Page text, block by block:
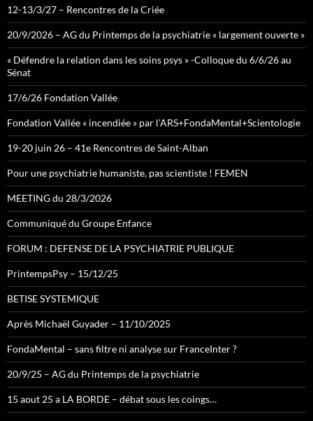
12-13/3/27 – Rencontres de la Criée
20/9/2026 – AG du Printemps de la psychiatrie « largement ouverte »
« Défendre la relation dans les soins psys » -Colloque du 6/6/26 au
Sénat
17/6/26 Fondation Vallée
Fondation Vallée « incendiée » par l’ARS+FondaMental+Scientologie
19-20 juin 26 – 41e Rencontres de Saint-Alban
Pour une psychiatrie humaniste, pas scientiste ! FEMEN
MEETING du 28/3/2026
Communiqué du Groupe Enfance
FORUM : DEFENSE DE LA PSYCHIATRIE PUBLIQUE
PrintempsPsy – 15/12/25
BETISE SYSTEMIQUE
Après Michaël Guyader – 11/10/2025
FondaMental – sans filtre ni analyse sur FranceInter ?
20/9/25 – AG du Printemps de la psychiatrie
15 aout 25 a LA BORDE – débat sous les coings…